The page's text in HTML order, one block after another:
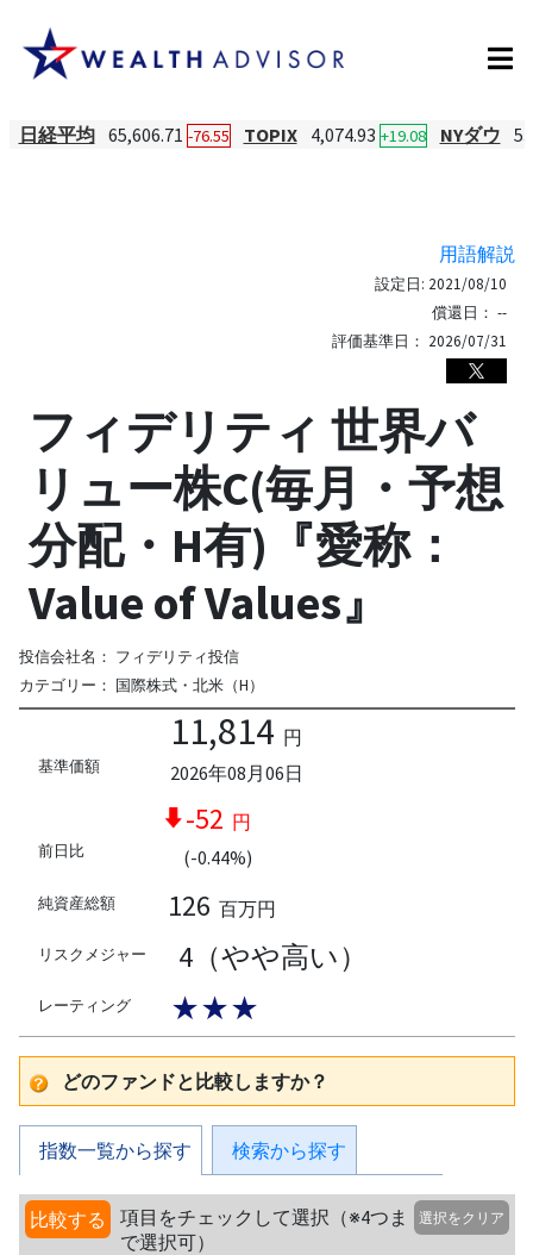
日経平均 65,606.71 -76.55 TOPIX 4,074.93 +19.08 NYダウ
用語解説
設定日: 2021/08/10
償還日： --
評価基準日： 2026/07/31
フィデリティ 世界バ
リュー株C(毎月・予想
分配・H有)『愛称：
Value of Values』
投信会社名： フィデリティ投信
カテゴリー： 国際株式・北米（H）
基準価額
11,814 円
2026年08月06日
前日比
-52 円
(-0.44%)
純資産総額 126 百万円
リスクメジャー 4（やや高い）
レーティング ★★★
どのファンドと比較しますか？
指数一覧から探す 検索から探す
比較する
項目をチェックして選択（※4つま
で選択可）
選択をクリア